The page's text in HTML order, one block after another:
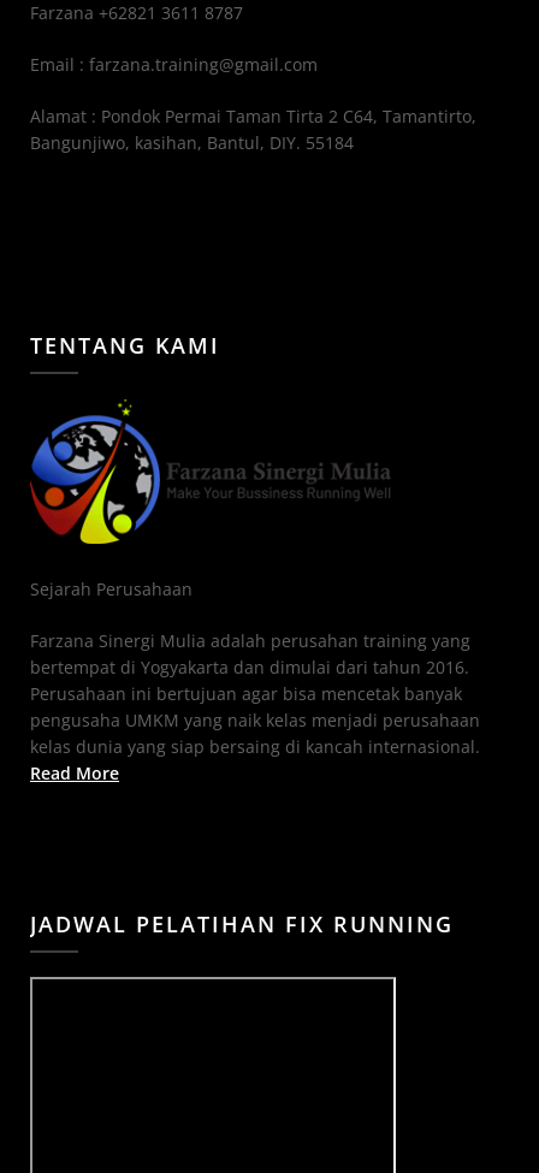
Farzana +62821 3611 8787
Email : farzana.training@gmail.com
Alamat : Pondok Permai Taman Tirta 2 C64, Tamantirto,
Bangunjiwo, kasihan, Bantul, DIY. 55184
TENTANG KAMI
Sejarah Perusahaan
Farzana Sinergi Mulia adalah perusahan training yang
bertempat di Yogyakarta dan dimulai dari tahun 2016.
Perusahaan ini bertujuan agar bisa mencetak banyak
pengusaha UMKM yang naik kelas menjadi perusahaan
kelas dunia yang siap bersaing di kancah internasional.
Read More
JADWAL PELATIHAN FIX RUNNING